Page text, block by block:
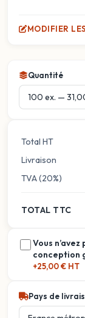
MODIFIER
Quantité
Total HT
Livraison
TVA (20%)
TOTAL TTC
Vous
conception
+25,00 € HT
Pays de